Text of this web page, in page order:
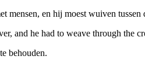
mensen, en hij moest wuiven tussen
and he had to weave through the
behouden.